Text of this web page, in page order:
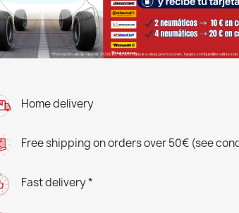
Home delivery
Free shipping on orders over 50€ (see
Fast delivery *